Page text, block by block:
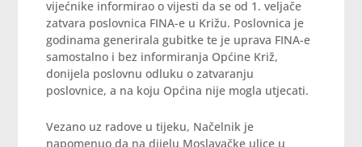
vijećnike informirao o vijesti da se od 1. veljače
zatvara poslovnica FINA-e u Križu. Poslovnica je
godinama generirala gubitke te je uprava FINA-e
samostalno i bez informiranja Općine Križ,
donijela poslovnu odluku o zatvaranju
poslovnice, a na koju Općina nije mogla utjecati.
Vezano uz radove u tijeku, Načelnik je
napomenuo da na dijelu Moslavačke ulice u